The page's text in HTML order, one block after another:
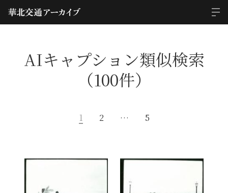
AIキャプション類似検索
（100件）
1 2 … 5